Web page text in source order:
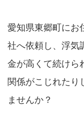
愛知県東郷町にお
社へ依頼し、浮気
金が高くて続けら
関係がこじれたり
ませんか？